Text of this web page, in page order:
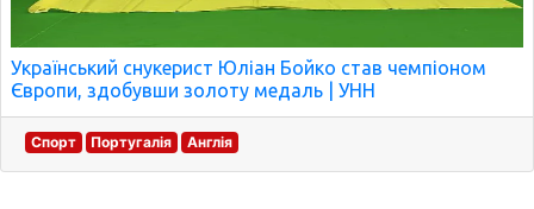
Український снукерист Юліан Бойко став чемпіоном
Європи, здобувши золоту медаль | УНН
Спорт Португалія Англія